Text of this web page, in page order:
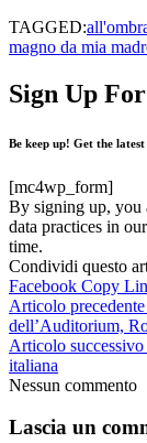
TAGGED:
magno da mia
Sign Up
Be keep up! Get the
[mc4wp_form]
By signing up, you
data practices in our
time.
Condividi questo
Facebook Copy
Articolo precedente
dell’Auditorium,
Articolo successivo
italiana
Nessun commento
Lascia un